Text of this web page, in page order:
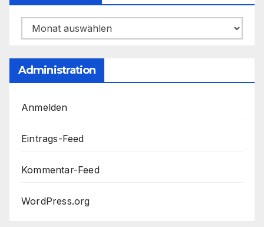
Beitragsarchiv
Administration
Anmelden
Eintrags-Feed
Kommentar-Feed
WordPress.org